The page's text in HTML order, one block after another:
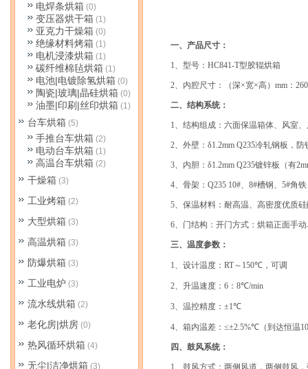
一、产品尺寸：
1、型号： HC841-T型胶辊烘箱
2、内腔尺寸： （深×宽×高） mm ：
二、结构系统：
1、结构组成： 六面保温箱体、风室
2、外壁： δ1.2mm Q235冷轧钢板，防
3、内胆： δ1.2mm Q235镀锌板（有
4、骨架： Q235 10#、 8#槽钢、 5#角
5、保温材料： 耐高温、高密度优质
6、门结构： 开门方式：烘箱正面手
三、温度参数：
1、设计温度： RT～ 150℃ ，可调
2、升温速度： 6 ： 8℃/min
3、温控精度： ±1℃
4、箱内温差： ≤±2.5%℃ （到达恒温
四 、鼓风系统：
1、鼓风方式： 两侧风道，两侧鼓风
电焊条烘箱 (0)
变压器烘干箱 (1)
亚克力干燥箱 (0)
绝缘材料烤箱 (1)
电机浸漆烘箱 (1)
碳纤维棉毡烘箱 (1)
电池|电镀除氢烘箱 (0)
陶瓷|玻璃|晶硅烘箱 (0)
油墨|印刷|丝印烘箱 (1)
台车烘箱 (5)
手推台车烘箱 (2)
电动台车烘箱 (1)
高温台车烘箱 (2)
干燥箱 (3)
工业烤箱 (2)
大型烘箱 (3)
高温烘箱 (3)
防爆烘箱 (3)
工业电炉 (3)
流水线烘箱 (2)
老化房|烘房 (0)
热风循环烘箱 (4)
无尘|洁净烘箱 (3)